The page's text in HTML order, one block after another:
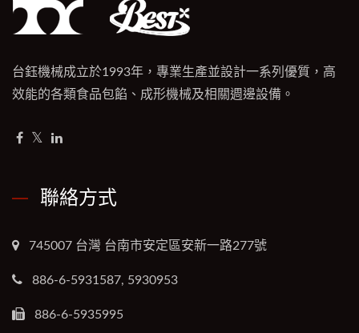
台鈺機械成立於1993年，專業生產並設計一系列優質，高
效能的各類食品包餡、成形機械及相關週邊設備。
聯絡方式
745007 台灣 台南市安定區安新一路277號
886-6-5931587, 5930953
886-6-5935995